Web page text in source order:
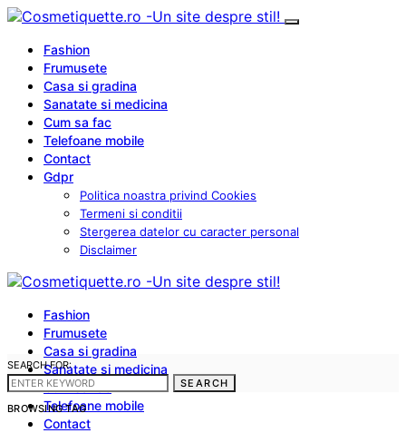
Fashion
Frumusete
Casa si gradina
Sanatate si medicina
Cum sa fac
Telefoane mobile
Contact
Gdpr
Politica noastra privind Cookies
Termeni si conditii
Stergerea datelor cu caracter personal
Disclaimer
Fashion
Frumusete
Casa si gradina
Sanatate si medicina
Cum sa fac
Telefoane mobile
Contact
SEARCH FOR:
SEARCH
BROWSING TAG